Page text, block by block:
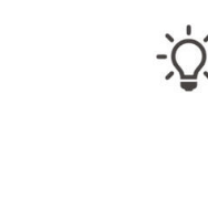
en
Tips